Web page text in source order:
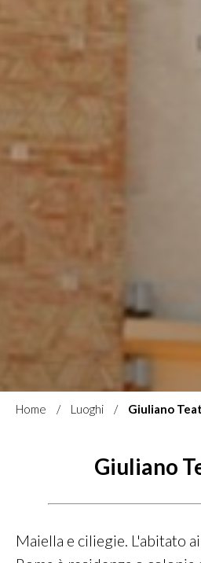
Home Luoghi Giuliano
Giuliano
Maiella e ciliegie. L'abitato